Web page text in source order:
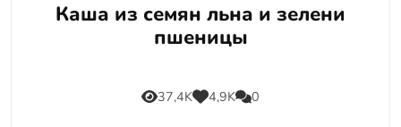
Каша из семян льна и зелени
пшеницы
37,4K 4,9K 0